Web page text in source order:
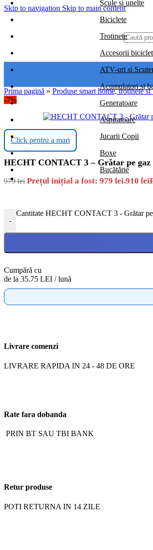
Skip to navigation Skip to main content
Scule si unelte
Biciclete
Trotinete
Accesorii
ATV-uri si
Acumulatori si
Generatoare
Aspiratoare
Jucarii Copii
Boxe
Bucătărie
Prima pagină » Produse smart home, trotinete
-7%
Click pentru a mari
HECHT CONTACT 3 – Grătar pe gaz
979lei Prețul inițial a fost: 979 lei.910 lei
-
Cantitate HECHT CONTACT 3 - Grătar
Cumpără cu
de la 35.75 LEI / lună
Livrare comenzi
LIVRARE RAPIDA IN 24 - 48 DE ORE
Rate fara dobanda
PRIN BT SAU TBI BANK
Retur produse
POTI RETURNA IN 14 ZILE